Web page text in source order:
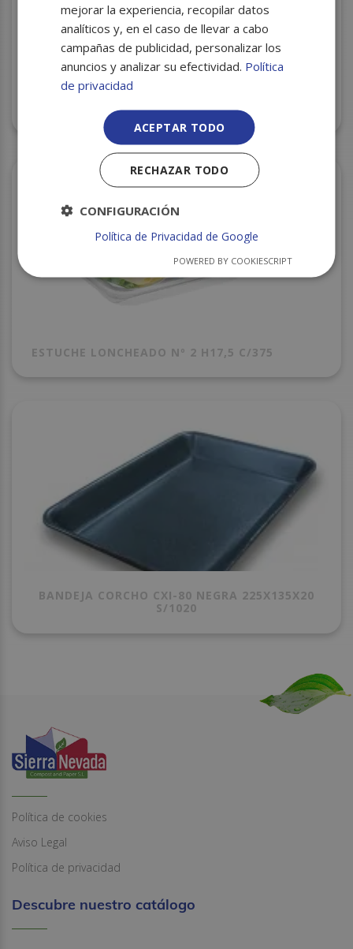
BANDEJA CORCHO 73P (80) 225X135X25 S/750
ESTUCHE LONCHEADO Nº 2 H17,5 C/375
BANDEJA CORCHO CXI-80 NEGRA 225X135X20
S/1020
Política de cookies
Aviso Legal
Política de privacidad
Descubre nuestro catálogo
mejorar la experiencia, recopilar datos
analíticos y, en el caso de llevar a cabo
campañas de publicidad, personalizar los
anuncios y analizar su efectividad. Política
de privacidad
ACEPTAR TODO
RECHAZAR TODO
CONFIGURACIÓN
Política de Privacidad de Google
POWERED BY COOKIESCRIPT